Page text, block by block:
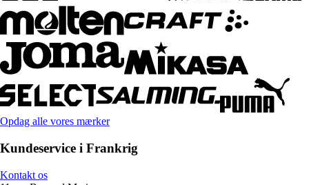
Opdag alle vores mærker
Kundeservice i Frankrig
Kontakt os